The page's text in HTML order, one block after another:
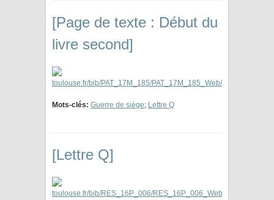
[Page de texte : Début du
livre second]
Mots-clés: Guerre de siège; Lettre Q
[Lettre Q]